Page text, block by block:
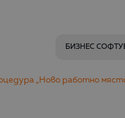
БИЗНЕС
„Ново работно